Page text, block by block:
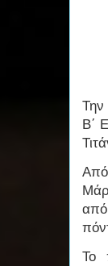
Την
Β΄
Από
Το